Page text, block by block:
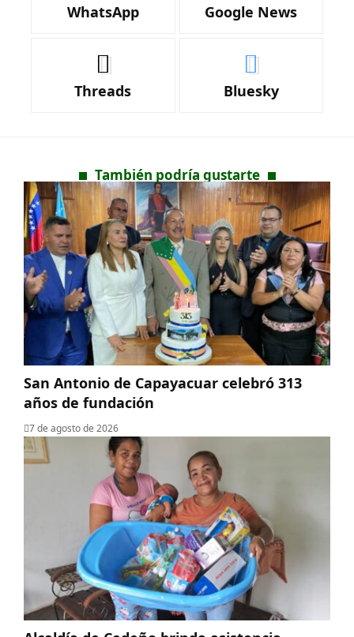
WhatsApp Google News
Threads Bluesky
También podría gustarte
San Antonio de Capayacuar celebró 313
años de fundación
7 de agosto de 2026